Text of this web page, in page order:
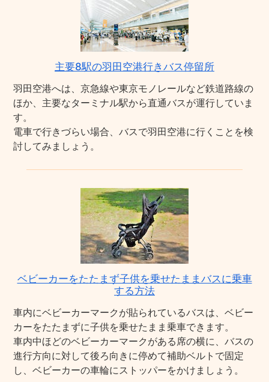
主要8駅の羽田空港行きバス停留所
羽田空港へは、京急線や東京モノレールなど鉄道路線の
ほか、主要なターミナル駅から直通バスが運行していま
す。
電車で行きづらい場合、バスで羽田空港に行くことを検
討してみましょう。
ベビーカーをたたまず子供を乗せたままバスに乗車
する方法
車内にベビーカーマークが貼られているバスは、ベビー
カーをたたまずに子供を乗せたまま乗車できます。
車内中ほどのベビーカーマークがある席の横に、バスの
進行方向に対して後ろ向きに停めて補助ベルトで固定
し、ベビーカーの車輪にストッパーをかけましょう。